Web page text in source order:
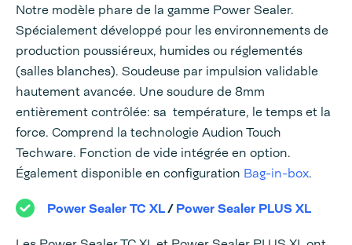
Notre modèle phare de la gamme Power Sealer.
Spécialement développé pour les environnements de
production poussiéreux, humides ou réglementés
(salles blanches). Soudeuse par impulsion validable
hautement avancée. Une soudure de 8mm
entièrement contrôlée: sa température, le temps et la
force. Comprend la technologie Audion Touch
Techware. Fonction de vide intégrée en option.
Également disponible en configuration Bag-in-box.
Power Sealer TC XL/Power Sealer PLUS XL